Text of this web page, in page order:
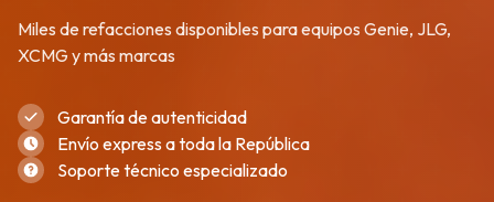
Miles de refacciones disponibles para equipos Genie, JLG,
XCMG y más marcas
Garantía de autenticidad
Envío express a toda la República
Soporte técnico especializado